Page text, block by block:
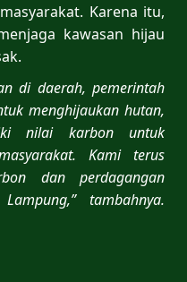
Karena itu,
kawasan hijau
di daerah, pemerintah
menghijaukan hutan,
nilai karbon untuk
Kami terus
dan perdagangan
tambahnya.